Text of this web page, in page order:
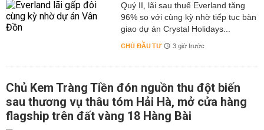
Quý II, lãi sau thuế Everland tăng
96% so với cùng kỳ nhờ tiếp tục bàn
giao dự án Crystal Holidays...
CHỦ ĐẦU TƯ 3 giờ trước
Chủ Kem Tràng Tiền đón nguồn thu đột biến
sau thương vụ thâu tóm Hải Hà, mở cửa hàng
flagship trên đất vàng 18 Hàng Bài